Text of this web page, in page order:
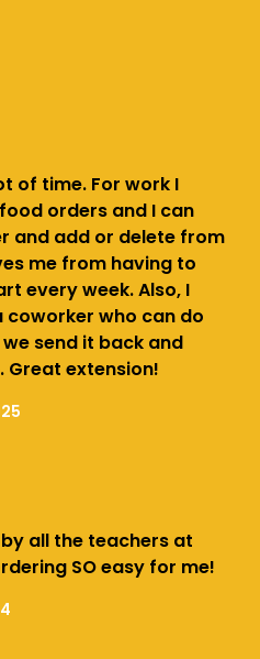
of time. For work I
orders and I can
and add or delete from
me from having to
every week. Also, I
who can do
send it back and
extension!
all the teachers at
SO easy for me!